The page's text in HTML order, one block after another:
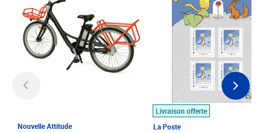
Nouvelle Attitude
Livraison offerte
La Poste